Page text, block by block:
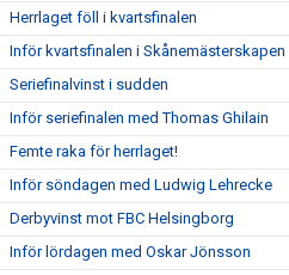
Herrlaget föll i kvartsfinalen
Inför kvartsfinalen i Skånemästerskapen
Seriefinalvinst i sudden
Inför seriefinalen med Thomas Ghilain
Femte raka för herrlaget!
Inför söndagen med Ludwig Lehrecke
Derbyvinst mot FBC Helsingborg
Inför lördagen med Oskar Jönsson